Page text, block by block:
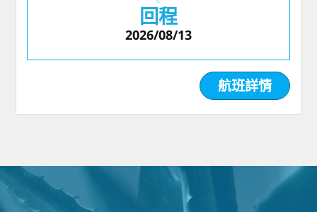
回程
2026/08/13
航班詳情